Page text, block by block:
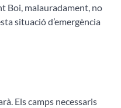
Boi, malauradament, no
situació d’emergència
Els camps necessaris